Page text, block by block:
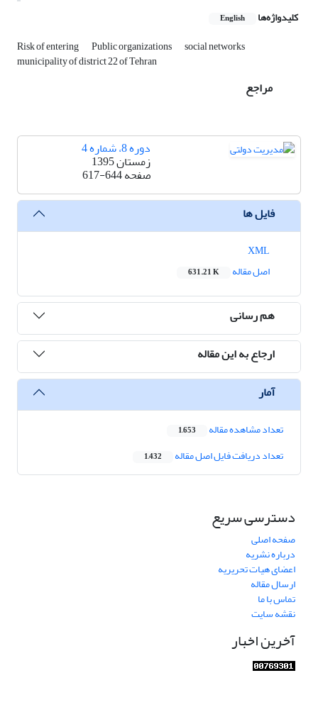
کلیدواژه‌ها English
Risk of entering Public organizations social networks
municipality of district 22 of Tehran
مراجع
دوره 8، شماره 4
زمستان 1395
صفحه617-644
فایل ها
اصل مقاله
631.21 K
هم رسانی
ارجاع به این مقاله
آمار
تعداد مشاهده مقاله 1,653
تعداد دریافت فایل اصل مقاله 1,432
دسترسی سریع
صفحه اصلی
درباره نشریه
اعضای هیات تحریریه
ارسال مقاله
تماس با ما
نقشه سایت
آخرین اخبار